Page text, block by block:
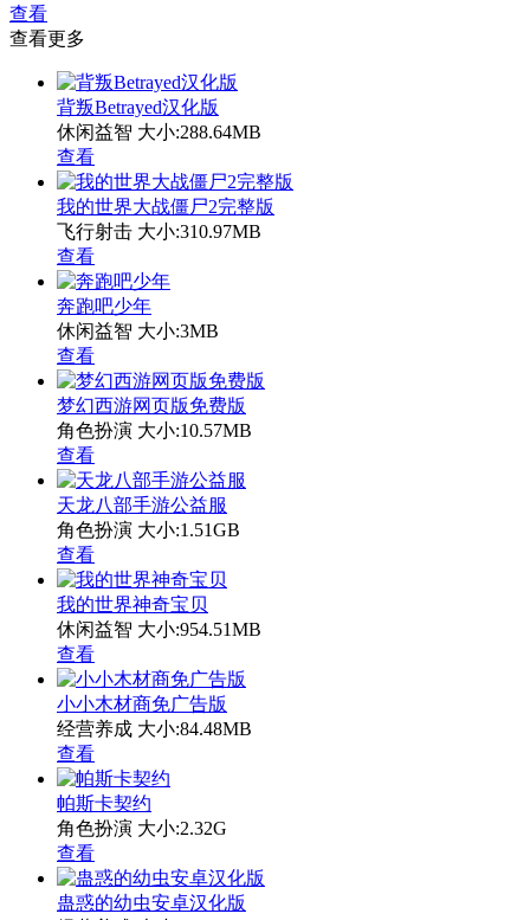
查看
查看更多
背叛Betrayed汉化版
休闲益智 大小:288.64MB
查看
我的世界大战僵尸2完整版
飞行射击 大小:310.97MB
查看
奔跑吧少年
休闲益智 大小:3MB
查看
梦幻西游网页版免费版
角色扮演 大小:10.57MB
查看
天龙八部手游公益服
角色扮演 大小:1.51GB
查看
我的世界神奇宝贝
休闲益智 大小:954.51MB
查看
小小木材商免广告版
经营养成 大小:84.48MB
查看
帕斯卡契约
角色扮演 大小:2.32G
查看
蛊惑的幼虫安卓汉化版